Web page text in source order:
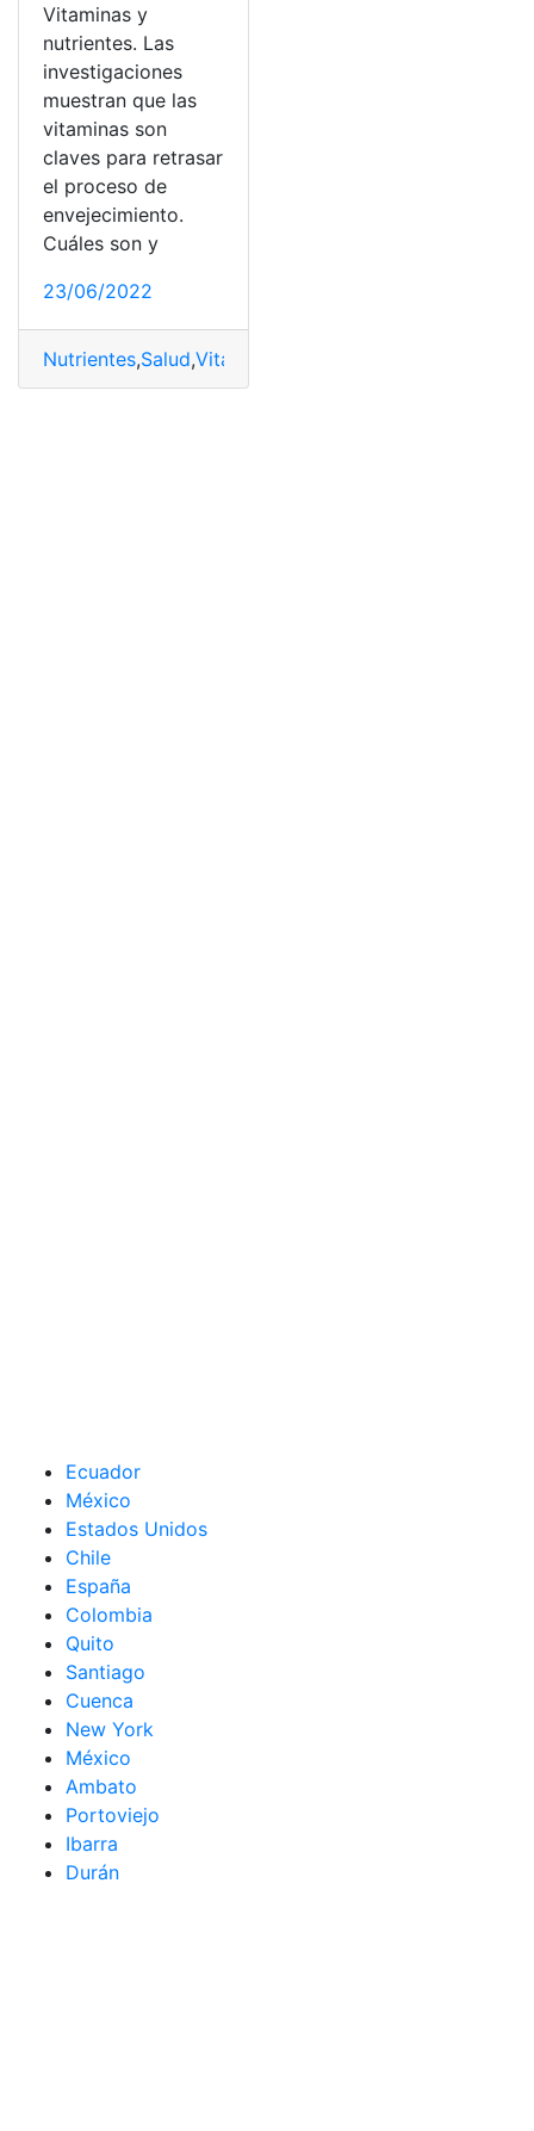
Vitaminas y
nutrientes. Las
investigaciones
muestran que las
vitaminas son
claves para retrasar
el proceso de
envejecimiento.
Cuáles son y
23/06/2022
Nutrientes,Salud,Vitamina A
Ecuador
México
Estados Unidos
Chile
España
Colombia
Quito
Santiago
Cuenca
New York
México
Ambato
Portoviejo
Ibarra
Durán